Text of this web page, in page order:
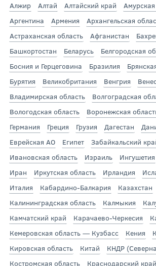
Алжир
Алтай Алтайский край
Аргентина
Армения
Архангельская
Астраханская область
Афганистан
Башкортостан
Беларусь Белгородская
Босния и Герцеговина
Бразилия
Бурятия
Великобритания Венгрия
Владимирская область
Волгоградская
Вологодская область
Воронежская
Германия
Греция Грузия Дагестан
Еврейская АО
Египет
Забайкальский
Ивановская область
Израиль Ингушетия
Иран
Иркутская область Ирландия
Италия
Кабардино-Балкария
Казахстан
Калининградская область
Калмыкия
Камчатский край
Карачаево-Черкесия
Кемеровская область — Кузбасс
Кения
Кировская область
Китай КНДР
Костромская область
Краснодарский край